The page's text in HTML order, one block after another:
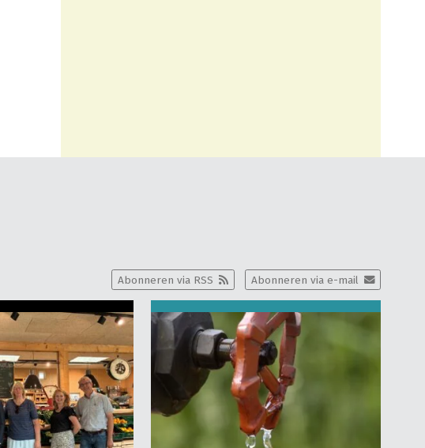
Abonneren via e-mail
Abonneren via RSS